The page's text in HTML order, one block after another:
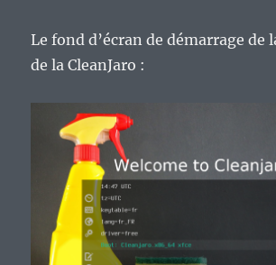
Le fond d’écran de démarrage de
de la CleanJaro :